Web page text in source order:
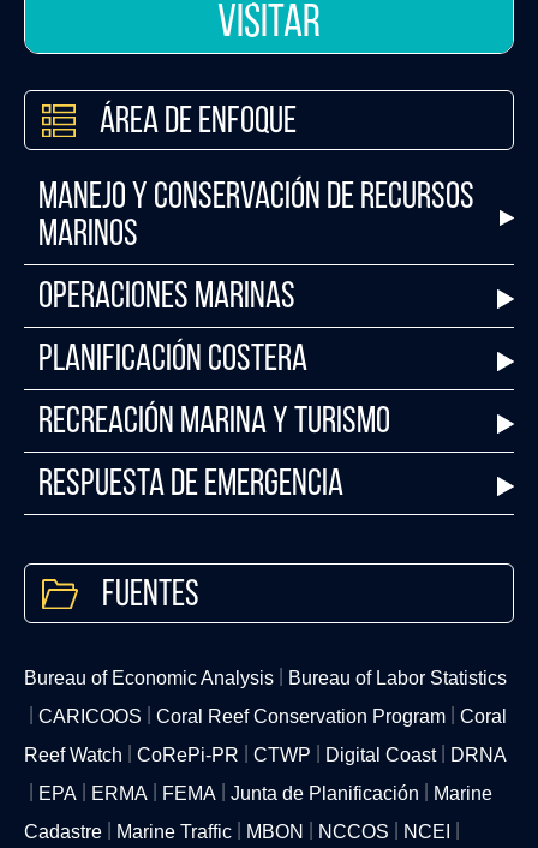
VISITAR
Área de Enfoque
Manejo y Conservación de Recursos
Marinos
Operaciones Marinas
Planificación Costera
Recreación Marina y Turismo
Respuesta de Emergencia
Fuentes
Bureau of Economic Analysis
Bureau of Labor Statistics
CARICOOS
Coral Reef Conservation Program
Coral
Reef Watch
CoRePi-PR CTWP Digital Coast
DRNA
EPA
ERMA FEMA Junta de Planificación
Marine
Cadastre
Marine Traffic MBON NCCOS NCEI